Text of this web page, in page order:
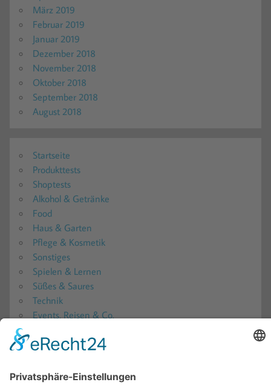
März 2019
Februar 2019
Januar 2019
Dezember 2018
November 2018
Oktober 2018
September 2018
August 2018
Startseite
Produkttests
Shoptests
Alkohol & Getränke
Food
Haus & Garten
Pflege & Kosmetik
Sonstiges
Spielen & Lernen
Süßes & Saures
Technik
Events, Reisen & Co.
Produkttester werden 2026: Alle aktuellen Produkttests
Produkttest-Portale